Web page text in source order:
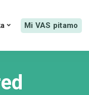
Mi VAS pitamo